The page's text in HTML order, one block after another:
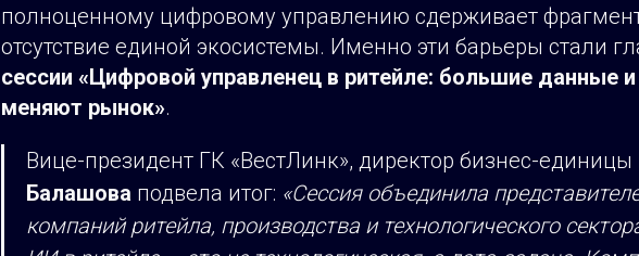
полноценному цифровому управлению сдерживает
отсутствие единой экосистемы. Именно эти барьеры стали
сессии «Цифровой управленец в ритейле: большие данные
меняют рынок».
Вице-президент ГК «ВестЛинк», директор бизнес-единицы
Балашова подвела итог: «Сессия объединила
компаний ритейла, производства и технологического